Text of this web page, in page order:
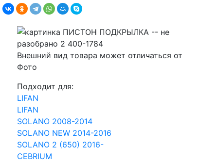
Внешний вид товара может отличаться от
Фото
Подходит для:
LIFAN
LIFAN
SOLANO 2008-2014
SOLANO NEW 2014-2016
SOLANO 2 (650) 2016-
CEBRIUM